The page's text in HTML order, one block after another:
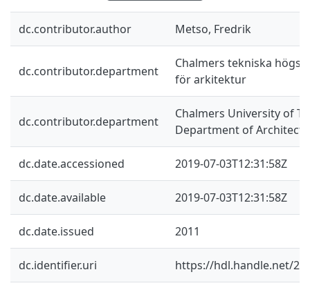
dc.contributor.author Metso, Fredrik
dc.contributor.department
Chalmers tekniska
för arkitektur
dc.contributor.department
Chalmers University of
Department of
dc.date.accessioned 2019-07-03T12:31:58Z
dc.date.available 2019-07-03T12:31:58Z
dc.date.issued 2011
dc.identifier.uri https://hdl.handle.net/